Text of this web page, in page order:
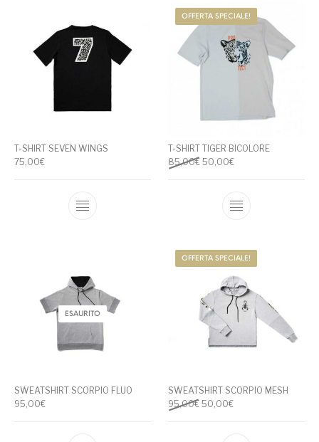
T-SHIRT SEVEN WINGS
75,00€
Questo prodotto ha più varianti. Le
OFFERTA SPECIALE!
T-SHIRT TIGER BICOLORE
85,00€ Il prezzo originale era:
50,00€Il prezzo attuale è:
Questo
ESAURITO
SWEATSHIRT SCORPIO FLUO
95,00€
OFFERTA SPECIALE!
SWEATSHIRT SCORPIO MESH
95,00€ Il prezzo originale era:
50,00€Il prezzo attuale è: